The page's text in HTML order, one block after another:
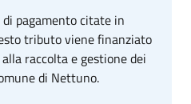
pagamento citate in
tributo viene finanziato
raccolta e gestione dei
di Nettuno.